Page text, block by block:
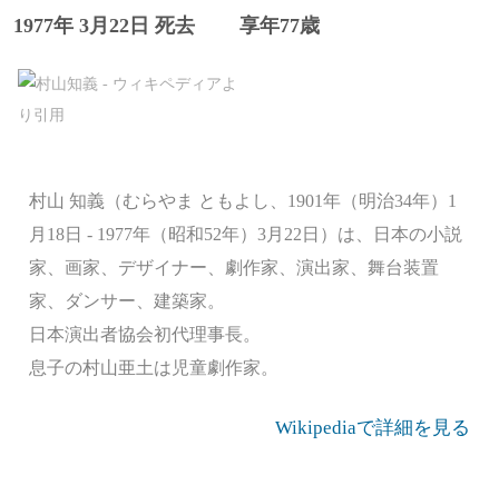
1977年 3月22日 死去
享年77歳
村山 知義（むらやま ともよし、1901年（明治34年）1
月18日 - 1977年（昭和52年）3月22日）は、日本の小説
家、画家、デザイナー、劇作家、演出家、舞台装置
家、ダンサー、建築家。
日本演出者協会初代理事長。
息子の村山亜土は児童劇作家。
Wikipediaで詳細を見る